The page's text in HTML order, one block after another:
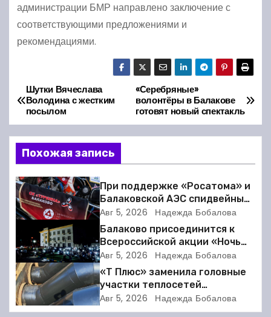
администрации БМР направлено заключение с
соответствующими предложениями и
рекомендациями.
Н
а
в
и
г
а
ц
и
я
«Серебряные»
волонтёры в Балакове
готовят новый спектакль
Шутки Вячеслава
Володина с жестким
посылом
Похожая запись
При поддержке «Росатома» и
Балаковской АЭС спидвейный
клуб «Турбина» обновил
материально-техническую
базу
Авг 5, 2026 Надежда Бобалова
Балаково присоединится к
Всероссийской акции «Ночь
кино»
Авг 5, 2026 Надежда Бобалова
«Т Плюс» заменила головные
участки теплосетей
Балаковской ТЭЦ-4 для
надёжного отопления
Авг 5, 2026 Надежда Бобалова